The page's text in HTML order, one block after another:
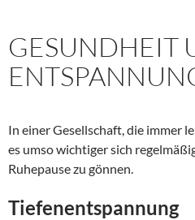
GESUNDHEIT
In einer Gesellschaft, die immer
es umso wichtiger sich
Ruhepause zu gönnen.
Tiefenentspannung